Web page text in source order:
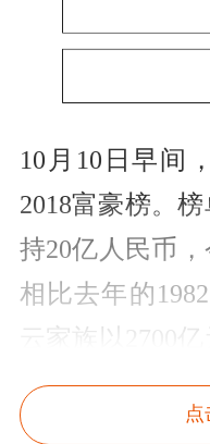
10月10日早间
2018富豪榜。
持20亿人民币，
相比去年的
云家族以2700
卫冕首富失败
三。前三甲总 点